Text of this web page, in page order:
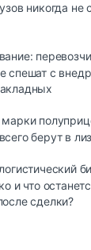
никогда не
спешат с
берут в
и что
сделки?